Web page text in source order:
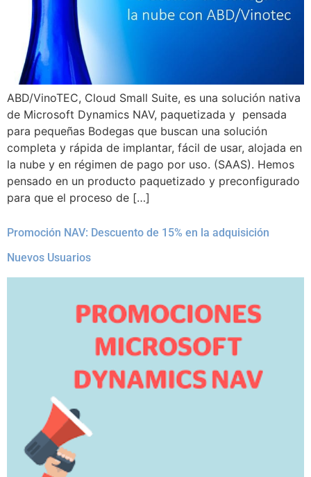
ABD/VinoTEC, Cloud Small Suite, es una solución nativa
de Microsoft Dynamics NAV, paquetizada y pensada
para pequeñas Bodegas que buscan una solución
completa y rápida de implantar, fácil de usar, alojada en
la nube y en régimen de pago por uso. (SAAS). Hemos
pensado en un producto paquetizado y preconfigurado
para que el proceso de […]
Promoción NAV: Descuento de 15% en la adquisición
Nuevos Usuarios